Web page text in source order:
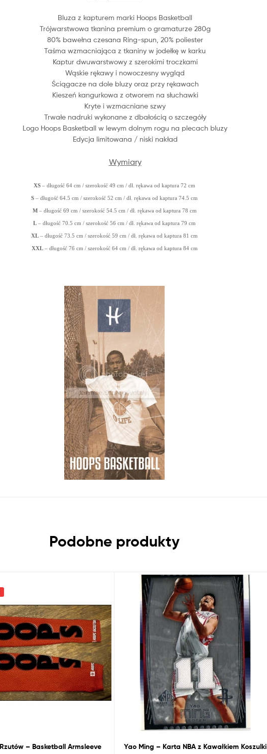
Bluza z kapturem marki Hoops Basketball
Trójwarstwowa tkanina premium o gramaturze 280g
80% bawełna czesana Ring-spun, 20% poliester
Taśma wzmacniająca z tkaniny w jodełkę w karku
Kaptur dwuwarstwowy z szerokimi troczkami
Wąskie rękawy i nowoczesny wygląd
Ściągacze na dole bluzy oraz przy rękawach
Kieszeń kangurkowa z otworem na słuchawki
Kryte i wzmacniane szwy
Trwałe nadruki wykonane z dbałością o szczegóły
Logo Hoops Basketball w lewym dolnym rogu na plecach bluzy
Edycja limitowana / niski nakład
Wymiary
XS – długość 64 cm / szerokość 49 cm / dł. rękawa od kaptura 72 cm
S – długość 64.5 cm / szerokość 52 cm / dł. rękawa od kaptura 74.5 cm
M– długość 69 cm / szerokość 54.5 cm / dł. rękawa od kaptura 78 cm
L – długość 70.5 cm / szerokość 56 cm / dł. rękawa od kaptura 79 cm
XL – długość 73.5 cm / szerokość 59 cm / dł. rękawa od kaptura 81 cm
XXL– długość 76 cm / szerokość 64 cm / dł. rękawa od kaptura 84 cm
Podobne produkty
Rzutów – Basketball Armsleeve Yao Ming – Karta NBA zKawałkiem Koszulki